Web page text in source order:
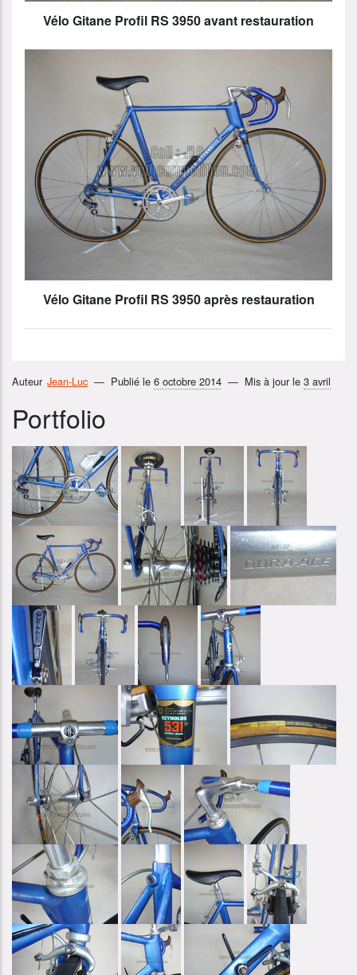
Vélo Gitane Profil RS 3950 avant restauration
Vélo Gitane Profil RS 3950 après restauration
Auteur Jean-Luc Publié le6 octobre 2014 Mis à jour le 3 avril
Portfolio